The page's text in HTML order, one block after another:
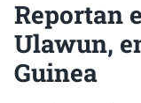
Reportan
Ulawun,
Guinea